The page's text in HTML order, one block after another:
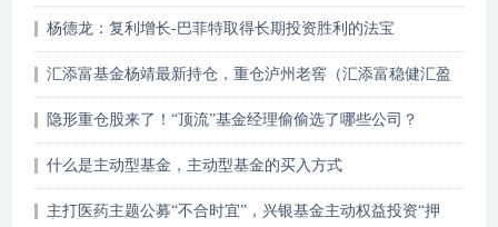
杨德龙：复利增长-巴菲特取得长期投资胜利的法宝
汇添富基金杨靖最新持仓，重仓泸州老窖（汇添富稳健汇盈
隐形重仓股来了！“顶流”基金经理偷偷选了哪些公司？
什么是主动型基金，主动型基金的买入方式
主打医药主题公募“不合时宜”，兴银基金主动权益投资“押